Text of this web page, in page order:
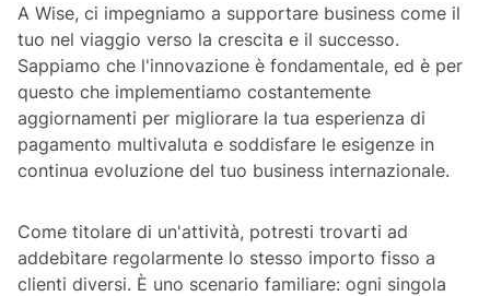
A Wise, ci impegniamo a supportare business come il
tuo nel viaggio verso la crescita e il successo.
Sappiamo che l'innovazione è fondamentale, ed è per
questo che implementiamo costantemente
aggiornamenti per migliorare la tua esperienza di
pagamento multivaluta e soddisfare le esigenze in
continua evoluzione del tuo business internazionale.
Come titolare di un'attività, potresti trovarti ad
addebitare regolarmente lo stesso importo fisso a
clienti diversi. È uno scenario familiare: ogni singola